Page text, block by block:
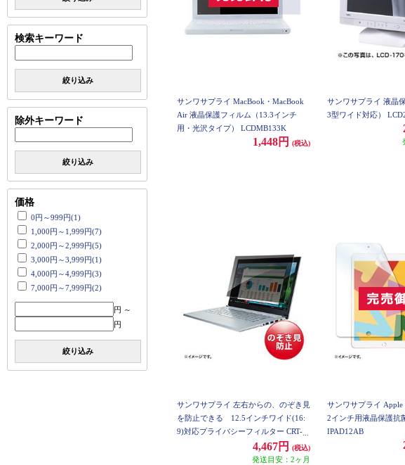
検索キーワード
絞り込み
除外キーワード
絞り込み
価格
0円～999円(1)
1,000円～1,999円(7)
2,000円～2,999円(5)
3,000円～3,999円(1)
4,000円～4,999円(3)
7,000円～7,999円(2)
円 ～
円
絞り込み
サンワサプライ MacBook・MacBook
Air 液晶保護フィルム（13.3インチ
用・光沢タイプ） LCDMB133K
1,448円 (税込)
サンワサプライ 液晶
3型ワイド対応）
サンワサプライ 左右からの、のぞき見
を防止できる 12.5インチワイド(16:
9)対応プライバシーフィルター CRT-P
4,467円 (税込)
発送目安：2ヶ月
サンワサプライ Apple
2インチ用液晶保護抗
IPAD12AB